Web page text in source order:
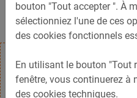
HAPPY tabouret avec
avec ou sans
bouton "Tout accepter ". À
sélectionniez l'une de ces
des cookies fonctionnels
En utilisant le bouton "Tout
fenêtre, vous continuerez à
des cookies techniques.